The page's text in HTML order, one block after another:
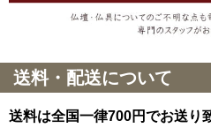
送料・配送について
送料は全国一律700円でお送り